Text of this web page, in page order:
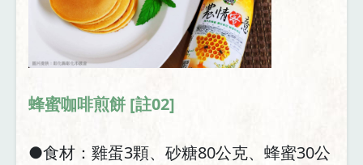
蜂蜜咖啡煎餅 [註02]
●食材：雞蛋3顆、砂糖80公克、蜂蜜30公